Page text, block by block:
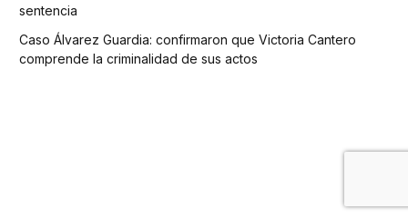
sentencia
Caso Álvarez Guardia: confirmaron que Victoria Cantero
comprende la criminalidad de sus actos